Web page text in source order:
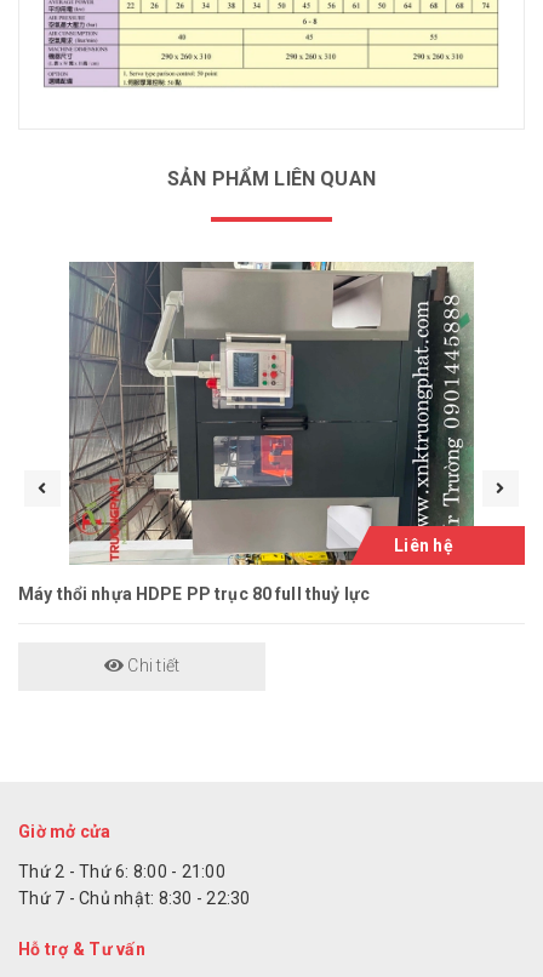
SẢN PHẨM LIÊN QUAN
Liên hệ
Máy thổi nhựa HDPE PP trục 80 full thuỷ lực
Chi tiết
Giờ mở cửa
Thứ 2 - Thứ 6: 8:00 - 21:00
Thứ 7 - Chủ nhật: 8:30 - 22:30
Hỗ trợ & Tư vấn